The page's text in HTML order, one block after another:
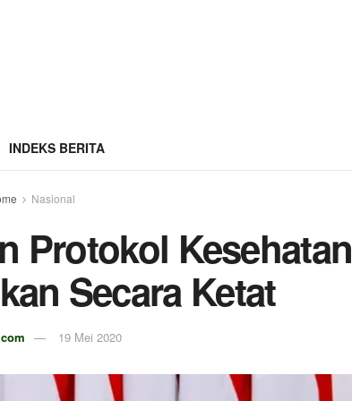
INDEKS BERITA
Nasional
Protokol Kesehatan
Secara Ketat
19 Mei 2020